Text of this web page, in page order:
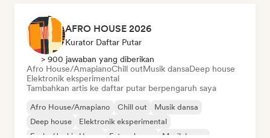
AFRO HOUSE 2026
Kurator Daftar Putar
> 900 jawaban yang diberikan
Afro House/AmapianoChill outMusik dansaDeep house
Elektronik eksperimental
Tambahkan artis ke daftar putar berpengaruh saya
Afro House/Amapiano Chill out
Musik dansa
Deep house
Elektronik eksperimental
Funky/Jackin House
Future house Musik house